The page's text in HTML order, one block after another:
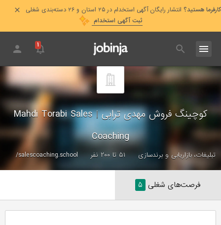
کارفرما هستید؟ انتشار رایگان آگهی استخدام در ۲۵ استان و ۲۶ دسته‌بندی شغلی
ثبت آگهی استخدام
۱
کوچینگ فروش مهدی ترابی|
Mahdi Torabi Sales
Coaching
تبلیغات، بازاریابی و برندسازی ۵۱ تا ۲۰۰ نفر salescoaching.school/
فرصت‌های شغلی ۵